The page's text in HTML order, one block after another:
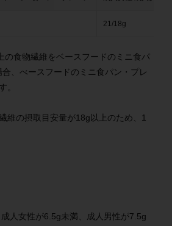
21/18g
の食物繊維をベースフードのミニ食パ
、べースフードのミニ食パン・プレ
。
維の摂取目安量が18g以上のため、1
人女性が6.5g未満、成人男性が7.5g